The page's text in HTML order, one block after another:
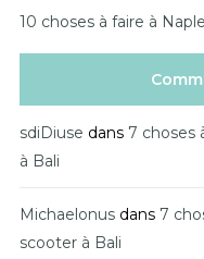
10 choses à faire à
sdiDiuse dans 7 choses
à Bali
Michaelonus dans 7
scooter à Bali